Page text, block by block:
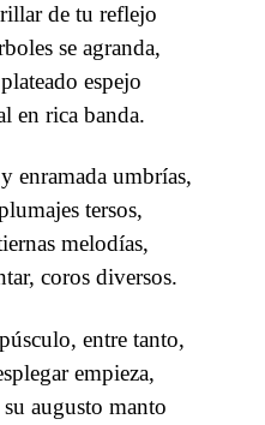
de tu reflejo
se agranda,
espejo
en rica banda.
enramada umbrías,
tersos,
melodías,
coros diversos.
entre tanto,
empieza,
augusto manto